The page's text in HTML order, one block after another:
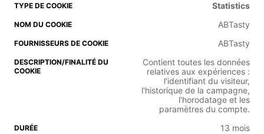
Statistics
ABTasty
ABTasty
Contient toutes les données
relatives aux expériences :
l'identifiant du visiteur,
l'historique de la campagne,
l'horodatage et les
paramètres du compte.
13 mois